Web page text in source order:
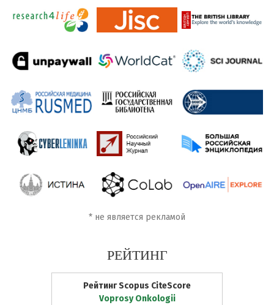
* не является рекламой
РЕЙТИНГ
Рейтинг Scopus CiteScore
Voprosy Onkologii